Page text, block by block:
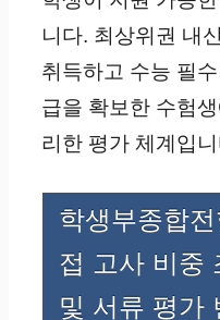
니다. 최상위권 내
취득하고 수능 필
급을 확보한 수험
리한 평가 체계입
학생부종합
접 고사 비중
및 서류 평가